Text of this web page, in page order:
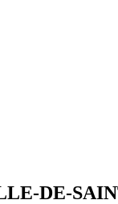
DE-